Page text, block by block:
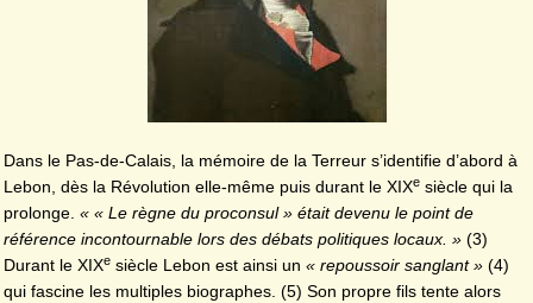
Dans le Pas-de-Calais, la mémoire de la Terreur s’identifie d’abord à
Lebon, dès la Révolution elle-même puis durant le XIXe siècle qui la
prolonge. « « Le règne du proconsul » était devenu le point de
référence incontournable lors des débats politiques locaux. » (3)
Durant le XIXe siècle Lebon est ainsi un « repoussoir sanglant » (4)
qui fascine les multiples biographes. (5) Son propre fils tente alors